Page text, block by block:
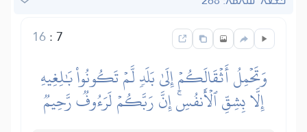
7
:
16
وَتَحۡمِلُ أَثۡقَالَكُمۡ إِلَىٰ بَلَدٖ لَّمۡ تَكُونُواْ بَٰلِغِيهِ
إِلَّا بِشِقِّ ٱلۡأَنفُسِۚ إِنَّ رَبَّكُمۡ لَرَءُوفٞ رَّحِيمٞ